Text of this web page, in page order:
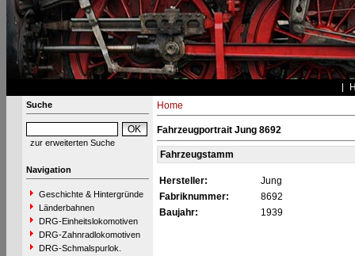
Suche
zur erweiterten Suche
Navigation
Geschichte & Hintergründe
Länderbahnen
DRG-Einheitslokomotiven
DRG-Zahnradlokomotiven
DRG-Schmalspurlok.
Home
Fahrzeugportrait Jung 8692
Fahrzeugstamm
Hersteller:
Jung
Fabriknummer:
8692
Baujahr:
1939